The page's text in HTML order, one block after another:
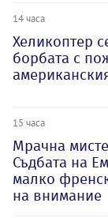
14 часа
Хеликоптер
борбата с
15 часа
Мрачна
Съдбата на
малко
на внимание